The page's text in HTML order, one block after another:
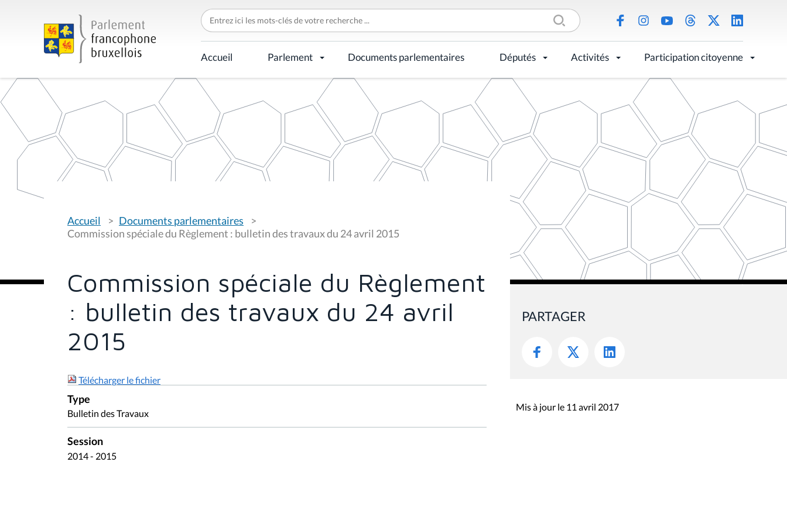
C
h
e
r
c
h
r
p
Accueil Parlement Documents parlementaires Députés Activités Participation citoyenne
o
u
s
s
i
Accueil
Documents parlementaires
Commission spéciale du Règlement : bulletin des travaux du 24 avril 2015
Commission spéciale du Règlement
: bulletin des travaux du 24 avril
2015
Télécharger le fichier
Type
Bulletin des Travaux
Session
2014 - 2015
PARTAGER
Mis à jour le 11 avril 2017